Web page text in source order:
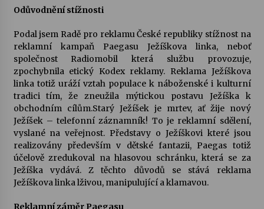
Letní koncerty ve Stromovce: Kolchoz a
Jenakaši
28. 7. 2026
Votavžatský ploty
23. 7. 2026
Letní koncerty ve Stromovce: Rufus Miller
22. 7. 2026
Vysočinka
17. 7. 2026
Odůvodnění stížnosti
Podal jsem Radě pro reklamu České republiky stížnost na
reklamní kampaň Paegasu Ježíškova linka, neboť
společnost Radiomobil která službu provozuje,
zpochybnila etický Kodex reklamy. Reklama Ježíškova
linka totiž uráží vztah populace k náboženské i kulturní
tradici tím, že zneužila mýtickou postavu Ježíška k
obchodním cílům.Starý Ježíšek je mrtev, ať žije nový
Ježíšek – telefonní záznamník! To je reklamní sdělení,
vyslané na veřejnost. Představy o Ježíškovi které jsou
realizovány především v dětské fantazii, Paegas totiž
účelově zredukoval na hlasovou schránku, která se za
Ježíška vydává. Z těchto důvodů se stává reklama
Ježíškova linka lživou, manipulující a klamavou.
Reklamní záměr Paegasu